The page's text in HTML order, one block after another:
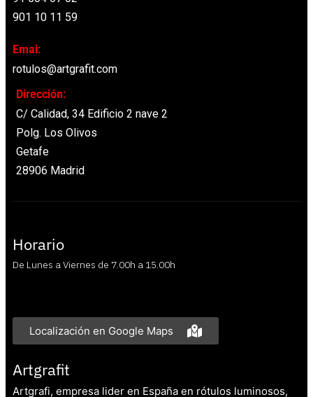
901 10 11 59
Emai:
rotulos@artgrafit.com
Dirección:
C/ Calidad, 34 Edificio 2 nave 2
Polg. Los Olivos
Getafe
28906 Madrid
Horario
De Lunes a Viernes de 7.00h a 15.00h
Localización en Google Maps
Artgrafit
Artgrafi, empresa lider en España en rótulos luminosos,